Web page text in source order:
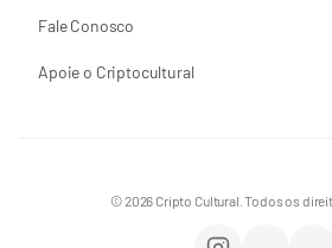
Fale Conosco
Apoie o Criptocultural
© 2026 Cripto Cultural. Todos os